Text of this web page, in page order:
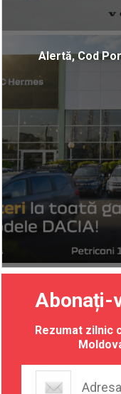
Alertă, Cod
Abonați-
Rezumat zilnic